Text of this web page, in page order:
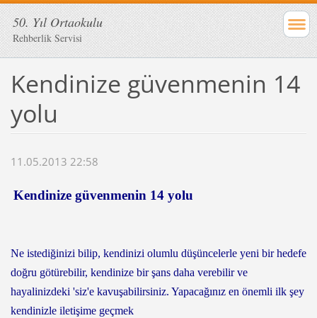
50. Yıl Ortaokulu
Rehberlik Servisi
Kendinize güvenmenin 14
yolu
11.05.2013 22:58
Kendinize güvenmenin 14 yolu
Ne istediğinizi bilip, kendinizi olumlu düşüncelerle yeni bir hedefe
doğru götürebilir, kendinize bir şans daha verebilir ve
hayalinizdeki 'siz'e kavuşabilirsiniz. Yapacağınız en önemli ilk şey
kendinizle iletişime geçmek